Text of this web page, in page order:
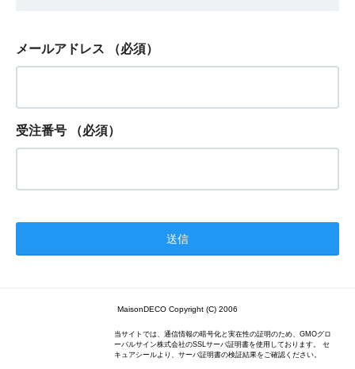
メールアドレス （必須）
受注番号 （必須）
MaisonDECO Copyright (C) 2006
当サイトでは、通信情報の暗号化と実在性の証明のため、GMOグロ
ーバルサイン株式会社のSSLサーバ証明書を使用しております。 セ
キュアシールより、サーバ証明書の検証結果をご確認ください。